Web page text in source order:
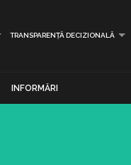
TRANSPARENȚĂ DECIZIONALĂ
INFORMĂRI